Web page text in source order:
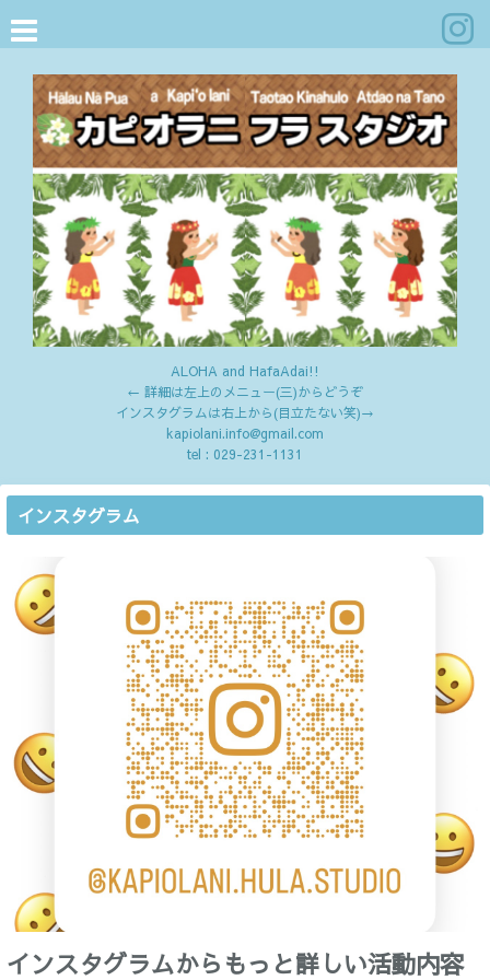
ALOHA and HafaAdai!!
← 詳細は左上のメニュー(三)からどうぞ
インスタグラムは右上から(目立たない笑)→
kapiolani.info@gmail.com
tel : 029-231-1131
インスタグラム
インスタグラムからもっと詳しい活動内容